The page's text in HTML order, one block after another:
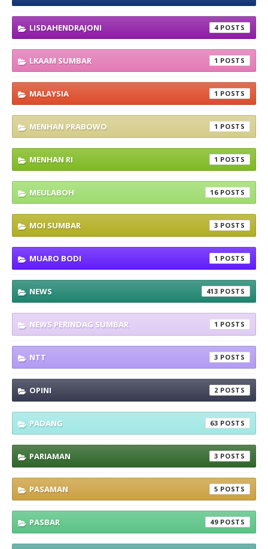
LISDAHENDRAJONI 4
LKAAM SUMBAR 1
MALAYSIA 1
MENHAN PRABOWO 1
MENHAN RI 1
MEULABOH 16
MOI SUMBAR 3
MUARO BODI 1
NEWS 413
NEWS PERINDAG SUMBAR 1
NTT 3
OPINI 2
PADANG 63
PARIAMAN 3
PASAMAN 5
PASBAR 49